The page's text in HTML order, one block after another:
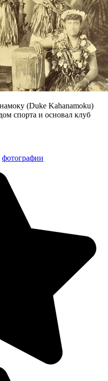
(Duke Kahanamoku)
спорта и основал клуб
фотографии